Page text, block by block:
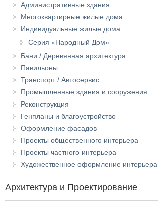
Административные здания
Многоквартирные жилые дома
Индивидуальные жилые дома
Серия «Народный Дом»
Бани / Деревянная архитектура
Павильоны
Транспорт / Автосервис
Промышленные здания и сооружения
Реконструкция
Генпланы и благоустройство
Оформление фасадов
Проекты общественного интерьера
Проекты частного интерьера
Художественное оформление интерьера
Архитектура и Проектирование